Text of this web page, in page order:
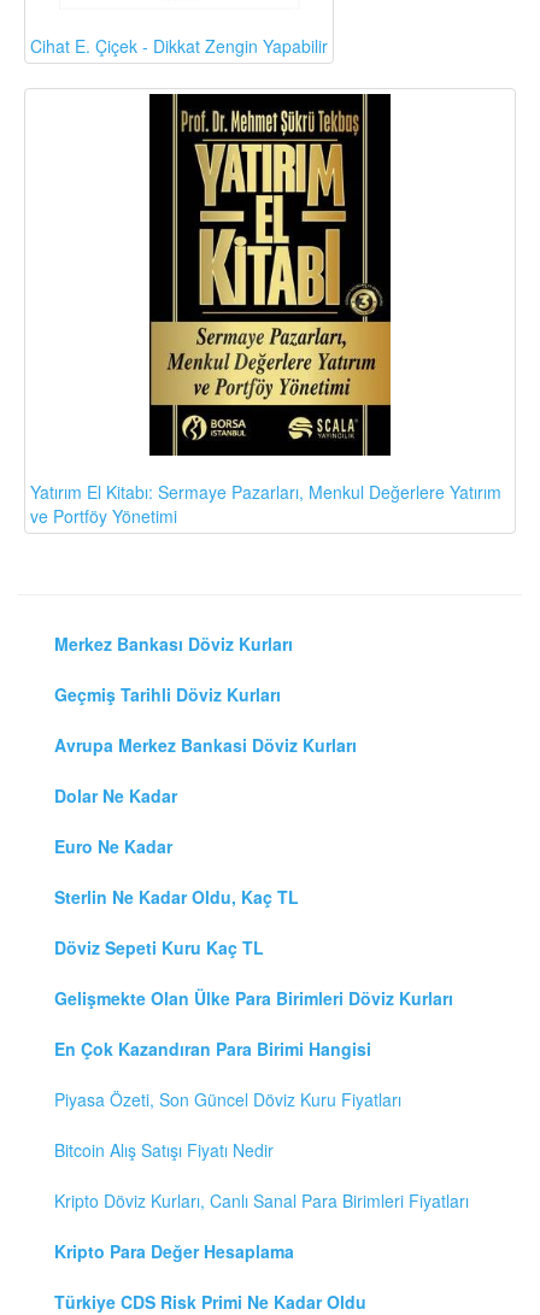
Cihat E. Çiçek - Dikkat Zengin Yapabilir
Yatırım El Kitabı: Sermaye Pazarları, Menkul Değerlere Yatırım
ve Portföy Yönetimi
Merkez Bankası Döviz Kurları
Geçmiş Tarihli Döviz Kurları
Avrupa Merkez Bankasi Döviz Kurları
Dolar Ne Kadar
Euro Ne Kadar
Sterlin Ne Kadar Oldu, Kaç TL
Döviz Sepeti Kuru Kaç TL
Gelişmekte Olan Ülke Para Birimleri Döviz Kurları
En Çok Kazandıran Para Birimi Hangisi
Piyasa Özeti, Son Güncel Döviz Kuru Fiyatları
Bitcoin Alış Satışı Fiyatı Nedir
Kripto Döviz Kurları, Canlı Sanal Para Birimleri Fiyatları
Kripto Para Değer Hesaplama
Türkiye CDS Risk Primi Ne Kadar Oldu